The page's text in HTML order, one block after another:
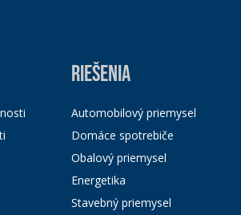
RIEŠENIA
Automobilový priemysel
Domáce spotrebiče
Obalový priemysel
Energetika
Stavebný priemysel